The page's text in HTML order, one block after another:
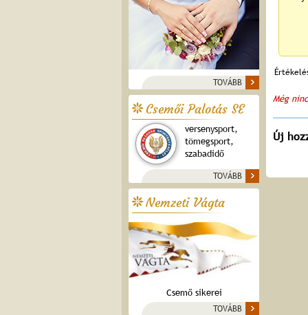
TOVÁBB
Csemői Palotás SE
versenysport,
tömegsport,
szabadidő
TOVÁBB
Nemzeti Vágta
Csemő sikerei
TOVÁBB
Még
Új